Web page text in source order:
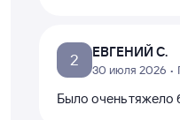
2 ЕВГЕНИЙ С.
30 июля 2026 •
Было очень тяжело